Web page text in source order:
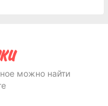
можно найти